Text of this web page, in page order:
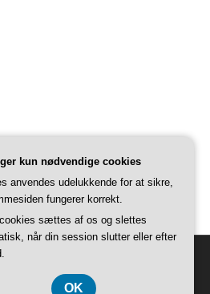
by WordPress and
kun nødvendige cookies
anvendes udelukkende for at sikre,
fungerer korrekt.
sættes af os og slettes
når din session slutter eller efter
OK